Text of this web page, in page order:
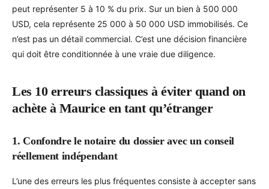
peut représenter 5 à 10 % du prix. Sur un bien à 500 000
USD, cela représente 25 000 à 50 000 USD immobilisés. Ce
n’est pas un détail commercial. C’est une décision financière
qui doit être conditionnée à une vraie due diligence.
Les 10 erreurs classiques à éviter quand on
achète à Maurice en tant qu’étranger
1. Confondre le notaire du dossier avec un conseil
réellement indépendant
L’une des erreurs les plus fréquentes consiste à accepter sans